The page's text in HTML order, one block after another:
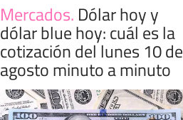
Mercados. Dólar hoy y
dólar blue hoy: cuál es la
cotización del lunes 10 de
agosto minuto a minuto